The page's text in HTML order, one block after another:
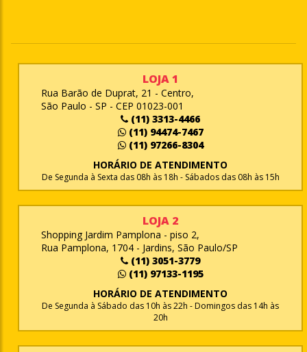
LOJA 1
Rua Barão de Duprat, 21 - Centro,
São Paulo - SP - CEP 01023-001
(11) 3313-4466
(11) 94474-7467
(11) 97266-8304
HORÁRIO DE ATENDIMENTO
De Segunda à Sexta das 08h às 18h - Sábados das 08h às 15h
LOJA 2
Shopping Jardim Pamplona - piso 2,
Rua Pamplona, 1704 - Jardins, São Paulo/SP
(11) 3051-3779
(11) 97133-1195
HORÁRIO DE ATENDIMENTO
De Segunda à Sábado das 10h às 22h - Domingos das 14h às
20h